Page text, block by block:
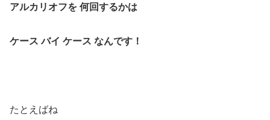
アルカリオフを 何回するかは
ケース バイ ケース なんです！
たとえばね